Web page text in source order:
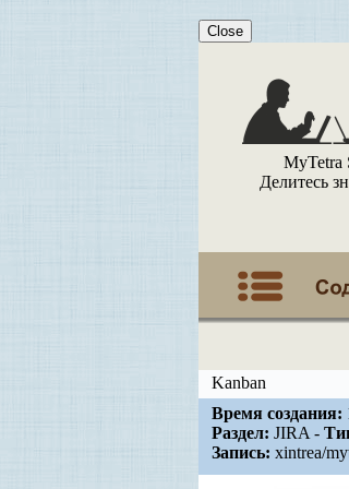
Close
MyTetra
Делитесь
Kanban
Время создания:
Раздел: JIRA -
Запись: xintrea/